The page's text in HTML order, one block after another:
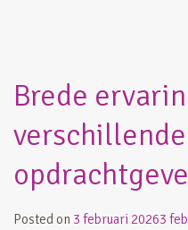
Brede
verschillende
Posted on 3 februari 20263